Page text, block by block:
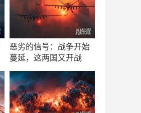
恶劣的信号：战争开始
蔓延，这两国又开战